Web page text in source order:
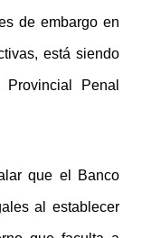
de embargo en
está siendo
Penal
que el Banco
al establecer